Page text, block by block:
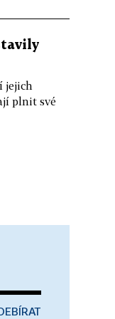
jejich
plnit své